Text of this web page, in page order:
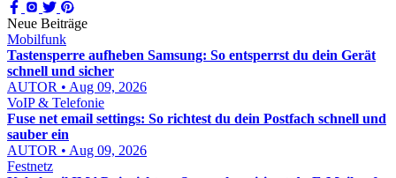
Neue Beiträge
Mobilfunk
Tastensperre aufheben Samsung: So entsperrst du dein Gerät
schnell und sicher
AUTOR • Aug 09, 2026
VoIP & Telefonie
Fuse net email settings: So richtest du dein Postfach schnell und
sauber ein
AUTOR • Aug 09, 2026
Festnetz